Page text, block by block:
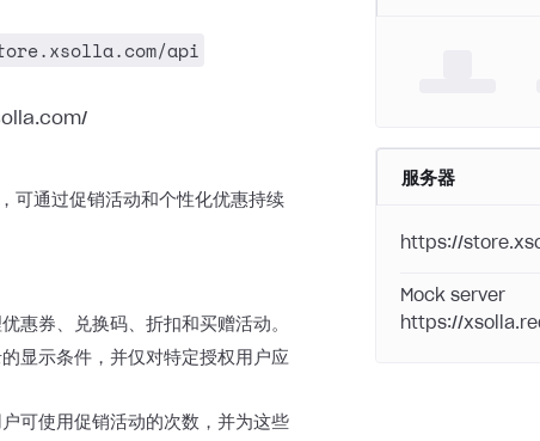
api
可通过促销活动和个性化优惠持续
惠券、兑换码、折扣和买赠活动。
显示条件，并仅对特定授权用户应
可使用促销活动的次数，并为这些
服务器
https://
Mock server
https://